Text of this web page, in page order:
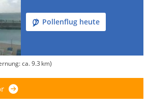
Pollenflug heute
ca. 9.3 km)